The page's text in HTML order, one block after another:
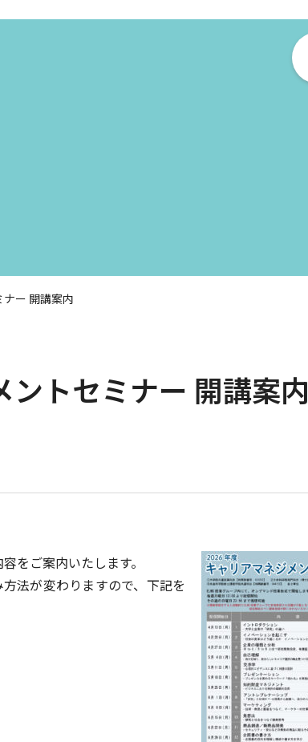
ー 開講案内
トセミナー 開講案内
をご案内いたします。
法が変わりますので、下記を